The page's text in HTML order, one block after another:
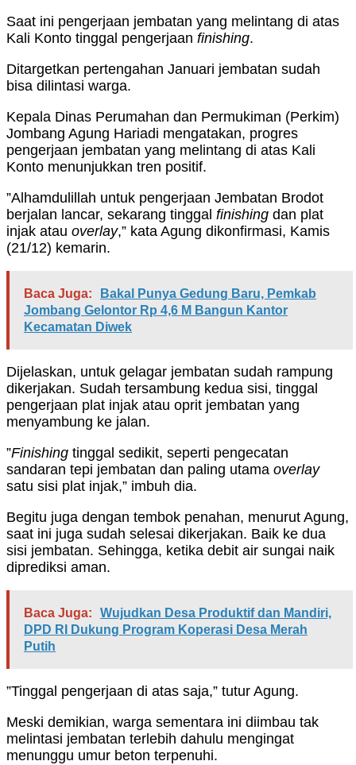
Saat ini pengerjaan jembatan yang melintang di atas
Kali Konto tinggal pengerjaan finishing.
Ditargetkan pertengahan Januari jembatan sudah
bisa dilintasi warga.
Kepala Dinas Perumahan dan Permukiman (Perkim)
Jombang Agung Hariadi mengatakan, progres
pengerjaan jembatan yang melintang di atas Kali
Konto menunjukkan tren positif.
”Alhamdulillah untuk pengerjaan Jembatan Brodot
berjalan lancar, sekarang tinggal finishing dan plat
injak atau overlay,” kata Agung dikonfirmasi, Kamis
(21/12) kemarin.
Baca Juga:
Bakal Punya Gedung Baru, Pemkab
Jombang Gelontor Rp 4,6 M Bangun Kantor
Kecamatan Diwek
Dijelaskan, untuk gelagar jembatan sudah rampung
dikerjakan. Sudah tersambung kedua sisi, tinggal
pengerjaan plat injak atau oprit jembatan yang
menyambung ke jalan.
”Finishing tinggal sedikit, seperti pengecatan
sandaran tepi jembatan dan paling utama overlay
satu sisi plat injak,” imbuh dia.
Begitu juga dengan tembok penahan, menurut Agung,
saat ini juga sudah selesai dikerjakan. Baik ke dua
sisi jembatan. Sehingga, ketika debit air sungai naik
diprediksi aman.
Baca Juga:
Wujudkan Desa Produktif dan Mandiri,
DPD RI Dukung Program Koperasi Desa Merah
Putih
”Tinggal pengerjaan di atas saja,” tutur Agung.
Meski demikian, warga sementara ini diimbau tak
melintasi jembatan terlebih dahulu mengingat
menunggu umur beton terpenuhi.